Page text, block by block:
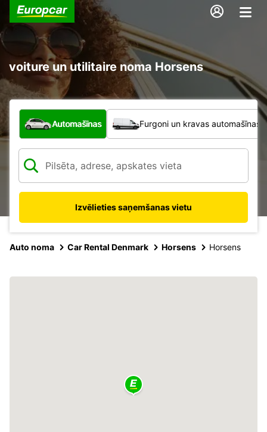
voiture un utilitaire noma Horsens
Kāda veida transportlīdzeklis?
Automašīnas Furgoni un kravas automašīnas
Izvēlieties saņemšanas vietu
Auto noma Car Rental Denmark Horsens Horsens